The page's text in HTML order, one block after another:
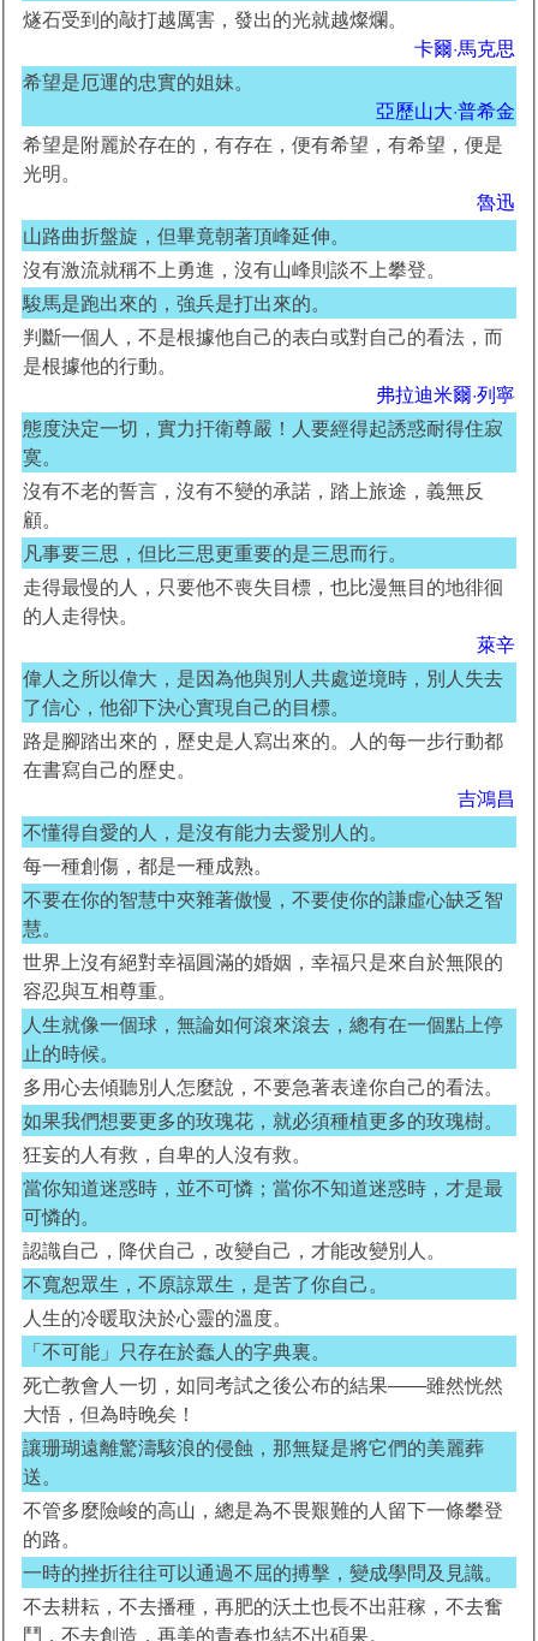
燧石受到的敲打越厲害，發出的光就越燦爛。
卡爾·馬克思
希望是厄運的忠實的姐妹。
亞歷山大·普希金
希望是附麗於存在的，有存在，便有希望，有希望，便是
光明。
魯迅
山路曲折盤旋，但畢竟朝著頂峰延伸。
沒有激流就稱不上勇進，沒有山峰則談不上攀登。
駿馬是跑出來的，強兵是打出來的。
判斷一個人，不是根據他自己的表白或對自己的看法，而
是根據他的行動。
弗拉迪米爾·列寧
態度決定一切，實力扞衛尊嚴！人要經得起誘惑耐得住寂
寞。
沒有不老的誓言，沒有不變的承諾，踏上旅途，義無反
顧。
凡事要三思，但比三思更重要的是三思而行。
走得最慢的人，只要他不喪失目標，也比漫無目的地徘徊
的人走得快。
萊辛
偉人之所以偉大，是因為他與別人共處逆境時，別人失去
了信心，他卻下決心實現自己的目標。
路是腳踏出來的，歷史是人寫出來的。人的每一步行動都
在書寫自己的歷史。
吉鴻昌
不懂得自愛的人，是沒有能力去愛別人的。
每一種創傷，都是一種成熟。
不要在你的智慧中夾雜著傲慢，不要使你的謙虛心缺乏智
慧。
世界上沒有絕對幸福圓滿的婚姻，幸福只是來自於無限的
容忍與互相尊重。
人生就像一個球，無論如何滾來滾去，總有在一個點上停
止的時候。
多用心去傾聽別人怎麼說，不要急著表達你自己的看法。
如果我們想要更多的玫瑰花，就必須種植更多的玫瑰樹。
狂妄的人有救，自卑的人沒有救。
當你知道迷惑時，並不可憐；當你不知道迷惑時，才是最
可憐的。
認識自己，降伏自己，改變自己，才能改變別人。
不寬恕眾生，不原諒眾生，是苦了你自己。
人生的冷暖取決於心靈的溫度。
「不可能」只存在於蠢人的字典裏。
死亡教會人一切，如同考試之後公布的結果――雖然恍然
大悟，但為時晚矣！
讓珊瑚遠離驚濤駭浪的侵蝕，那無疑是將它們的美麗葬
送。
不管多麼險峻的高山，總是為不畏艱難的人留下一條攀登
的路。
一時的挫折往往可以通過不屈的搏擊，變成學問及見識。
不去耕耘，不去播種，再肥的沃土也長不出莊稼，不去奮
鬥，不去創造，再美的青春也結不出碩果。